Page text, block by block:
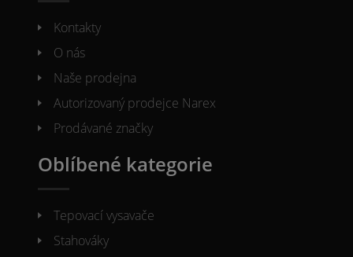
Kontakty
O nás
Naše prodejna
Autorizovaný prodejce Narex
Prodávané značky
Oblíbené kategorie
Tepovací vysavače
Stahováky